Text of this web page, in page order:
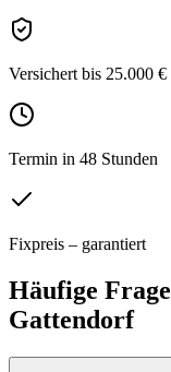
Versichert bis 25.000 €
Termin in 48 Stunden
Fixpreis – garantiert
Häufige
Gattendorf